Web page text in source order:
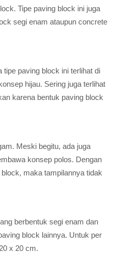
Tipe paving block ini juga
segi enam ataupun concrete
tipe paving block ini terlihat di
hijau. Sering juga terlihat
karena bentuk paving block
Meski begitu, ada juga
konsep polos. Dengan
maka tampilannya tidak
berbentuk segi enam dan
block lainnya. Untuk per
x 20 cm.